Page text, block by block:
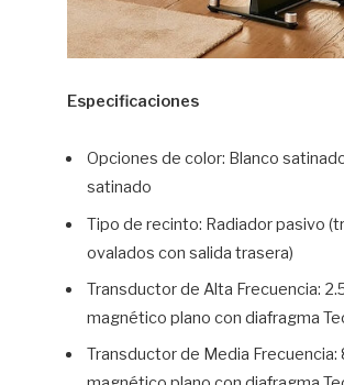
Especificaciones
Opciones de color: Blanco
satinado
Tipo de recinto: Radiador pasivo
ovalados con salida trasera)
Transductor de Alta Frecuencia:
magnético plano con diafragma
Transductor de Media Frecuencia: